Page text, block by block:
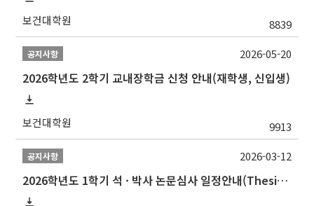
보건대학원 8839
공지사항
2026학년도 2학기 교내장학금 신청 안내(재학생, 신입생)
보건대학원 9913
2026-05-20
공지사항
2026학년도 1학기 석 · 박사 논문심사 일정안내(Thesis Defense Schedules)
2026-03-12